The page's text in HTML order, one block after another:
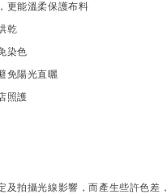
更能溫柔保護布料
乾
染色
免陽光直曬
照護
及拍攝光線影響，而產生些許色差，